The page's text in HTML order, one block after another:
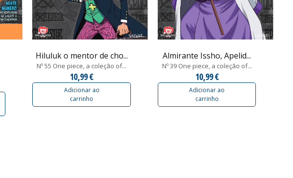
Hiluluk o mentor de cho...
Nº 55 One piece, a coleção of...
10,99 €
Adicionar ao
carrinho
Almirante Issho, Apelid...
Nº 39 One piece, a coleção of...
10,99 €
Adicionar ao
carrinho